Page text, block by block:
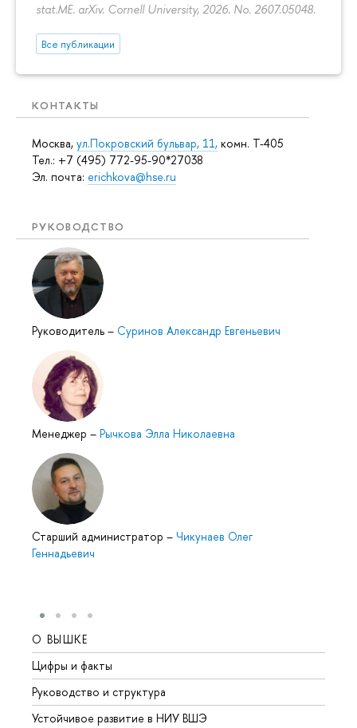
stat.ME. arXiv. Cornell University, 2026. No. 2607.05048.
Все публикации
КОНТАКТЫ
Москва, ул.Покровский бульвар, 11, комн. Т-405
Тел.: +7 (495) 772-95-90*27038
Эл. почта: erichkova@hse.ru
РУКОВОДСТВО
Руководитель – Суринов Александр Евгеньевич
Менеджер – Рычкова Элла Николаевна
Старший администратор – Чикунаев Олег
Геннадьевич
О ВЫШКЕ
Цифры и факты
Руководство и структура
Устойчивое развитие в НИУ ВШЭ